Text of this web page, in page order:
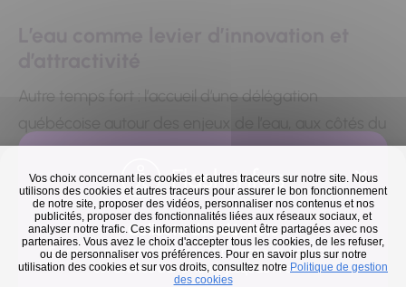
Vos choix concernant les cookies et autres traceurs sur notre site. Nous
utilisons des cookies et autres traceurs pour assurer le bon fonctionnement
de notre site, proposer des vidéos, personnaliser nos contenus et nos
publicités, proposer des fonctionnalités liées aux réseaux sociaux, et
analyser notre trafic. Ces informations peuvent être partagées avec nos
partenaires. Vous avez le choix d'accepter tous les cookies, de les refuser,
ou de personnaliser vos préférences. Pour en savoir plus sur notre
utilisation des cookies et sur vos droits, consultez notre Politique de gestion
des cookies
Flash infos
Collecte des déchets
En raison des températures, le passage de nos camions
est avancé d'une heure jusqu'au 14 août.
Autre temps fort : l’accueil d’une délégation
cluster Eau-Milieux-Sols et de Choose Paris Region.
Cette rencontre a permis de présenter un
écosystème territorial complet, où la Seine occupe
une place centrale : ressource, infrastructure
logistique, support d’activités productives, corridor